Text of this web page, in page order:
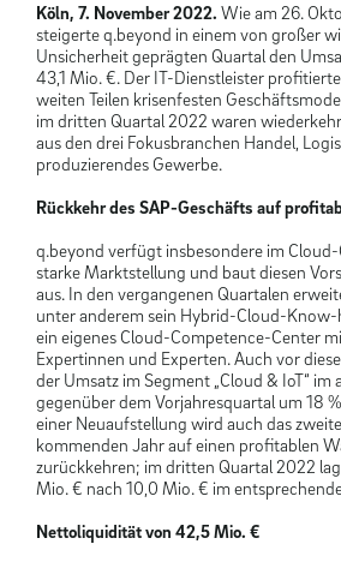
Köln, 7. November 2022. Wie am 26.
steigerte q.beyond in einem von großer
Unsicherheit geprägten Quartal den
43,1 Mio. €. Der IT-Dienstleister
weiten Teilen krisenfesten
im dritten Quartal 2022 waren
aus den drei Fokusbranchen Handel,
produzierendes Gewerbe.
Rückkehr des SAP-Geschäfts auf
q.beyond verfügt insbesondere im
starke Marktstellung und baut diesen
aus. In den vergangenen Quartalen
unter anderem sein Hybrid-Cloud-
ein eigenes Cloud-Competence-Center
Expertinnen und Experten. Auch vor
der Umsatz im Segment „Cloud & IoT“ im
gegenüber dem Vorjahresquartal um 18
einer Neuaufstellung wird auch das
kommenden Jahr auf einen profitablen
zurückkehren; im dritten Quartal 2022
Mio. € nach 10,0 Mio. € im
Nettoliquidität von 42,5 Mio. €